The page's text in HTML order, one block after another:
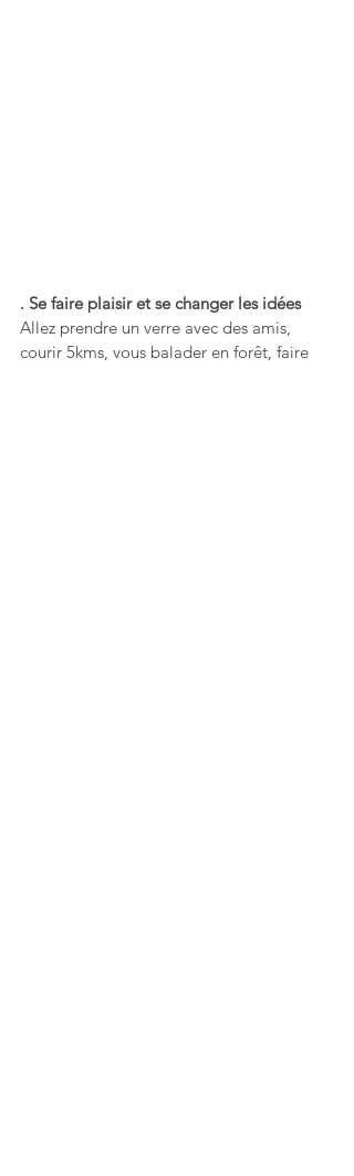
. Se faire plaisir et se changer les idées
Allez prendre un verre avec des amis,
courir 5kms, vous balader en forêt, faire